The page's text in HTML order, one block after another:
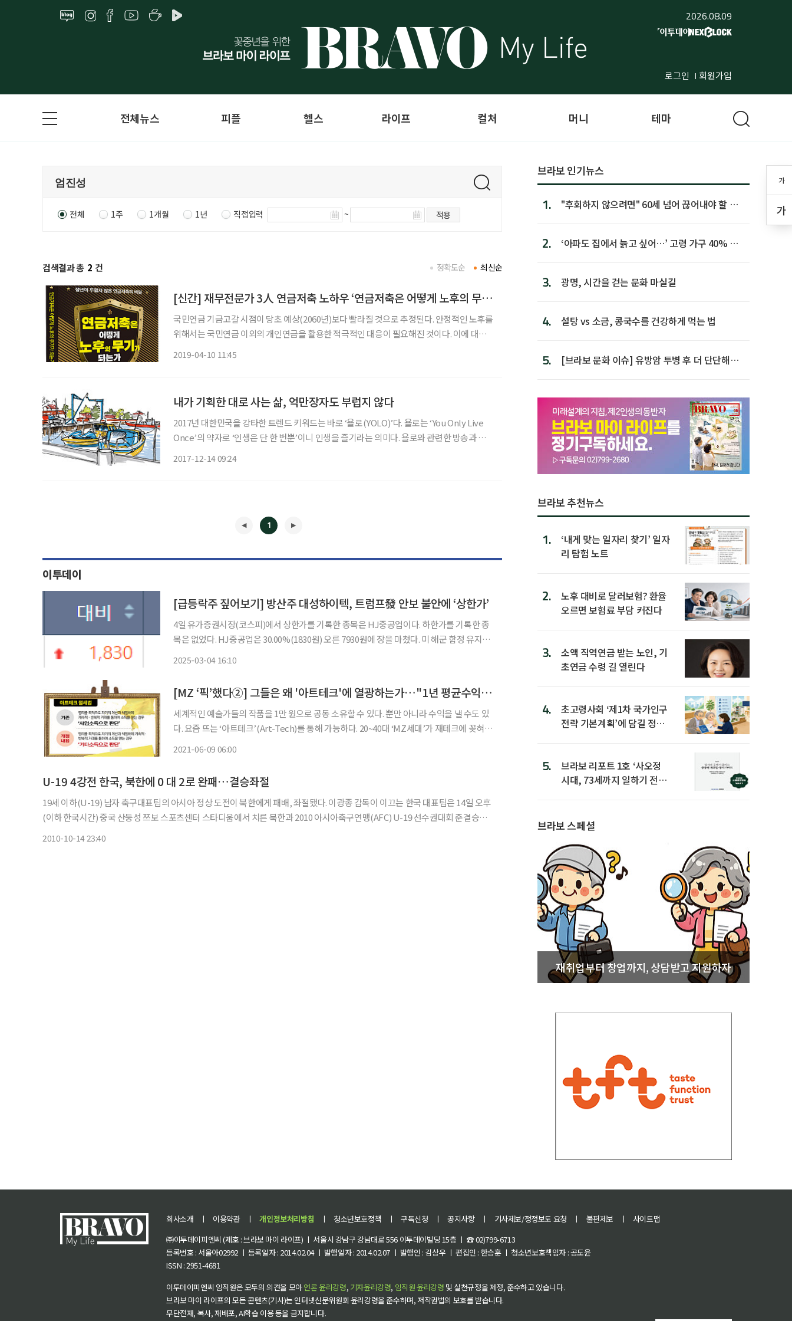
2026.08.09
로그인 회원가입
가
가
전체뉴스 피플 헬스 라이프 컬처 머니 테마
전체 1주 1개월 1년 직접입력 ~ 적용
검색결과 총 2 건 최신순
정확도순
[신간] 재무전문가 3人 연금저축 노하우 ‘연금저축은 어떻게 노후의 무기가 되는가’
국민연금 기금고갈 시점이 당초 예상(2060년)보다 빨라질 것으로 추정된다. 안정적인 노후를
위해서는 국민연금 이외의 개인연금을 활용한 적극적인 대응이 필요해진 것이다. 이에 대안
2019-04-10 11:45
내가 기획한 대로 사는 삶, 억만장자도 부럽지 않다
2017년 대한민국을 강타한 트렌드 키워드는 바로 ‘욜로(YOLO)’다. 욜로는 ‘You Only Live
Once’의 약자로 ‘인생은 단 한 번뿐’이니 인생을 즐기라는 의미다. 욜로와 관련한 방송과 기
2017-12-14 09:24
1
이투데이
[급등락주 짚어보기] 방산주 대성하이텍, 트럼프發 안보 불안에 ‘상한가’
4일 유가증권시장(코스피)에서 상한가를 기록한 종목은 HJ중공업이다. 하한가를 기록한 종
목은 없었다. HJ중공업은 30.00%(1830원) 오른 7930원에 장을 마쳤다. 미 해군 함정 유지·
2025-03-04 16:10
[MZ ‘픽’했다②] 그들은 왜 '아트테크'에 열광하는가…"1년 평균수익률 20%"
세계적인 예술가들의 작품을 1만 원으로 공동 소유할 수 있다. 뿐만 아니라 수익을 낼 수도 있
다. 요즘 뜨는 ‘아트테크’(Art-Tech)를 통해 가능하다. 20~40대 ‘MZ세대’가 재테크에 꽂혀있
2021-06-09 06:00
U-19 4강전 한국, 북한에 0 대 2로 완패…결승좌절
19세 이하(U-19) 남자 축구대표팀의 아시아 정상 도전이 북한에게 패배, 좌절됐다. 이광종 감독이 이끄는 한국 대표팀은 14일 오후
(이하 한국시간) 중국 산둥성 쯔보 스포츠센터 스타디움에서 치른 북한과 2010 아시아축구연맹(AFC) U-19 선수권대회 준결승에
2010-10-14 23:40
브라보 인기뉴스
1.
"후회하지 않으려면" 60세 넘어 끊어내야 할 사
2.
‘아파도 집에서 늙고 싶어…’ 고령 가구 40% 노
3. 광명, 시간을 걷는 문화 마실길
4. 설탕 vs 소금, 콩국수를 건강하게 먹는 법
5.
[브라보 문화 이슈] 유방암 투병 후 더 단단해진
브라보 추천뉴스
1.
‘내게 맞는 일자리 찾기’ 일자
리 탐험 노트
2.
노후 대비로 달러보험? 환율
오르면 보험료 부담 커진다
3.
소액 직역연금 받는 노인, 기
초연금 수령 길 열린다
4.
초고령사회 ‘제1차 국가인구
전략 기본계획’에 담길 정책
5.
브라보 리포트 1호 ‘사오정
시대, 73세까지 일하기 전략’
브라보 스페셜
재취업부터 창업까지, 상담받고 지원하자
회사소개 ㅣ 이용약관 ㅣ 개인정보처리방침 ㅣ 청소년보호정책 ㅣ 구독신청 ㅣ 공지사항 ㅣ 기사제보/정정보도 요청 ㅣ 불편제보 ㅣ
사이트맵
㈜이투데이피엔씨 (제호 : 브라보 마이 라이프) ㅣ 서울시 강남구 강남대로 556 이투데이빌딩 15층 ㅣ ☎ 02)799-6713
등록번호 : 서울아02992 ㅣ 등록일자 : 2014.02.04 ㅣ 발행일자 : 2014.02.07 ㅣ 발행인 : 김상우 ㅣ 편집인 : 한승훈 ㅣ 청소년보호책임자 : 공도윤
ISSN : 2951-4681
이투데이피엔씨 임직원은 모두의 의견을 모아언론 윤리강령, 기자윤리강령, 임직원 윤리강령 및 실천규정을 제정, 준수하고 있습니다.
브라보 마이 라이프의 모든 콘텐츠(기사)는 인터넷신문위원회 윤리강령을 준수하며, 저작권법의 보호를 받습니다.
무단전재, 복사, 재배포, AI학습 이용 등을 금지합니다.